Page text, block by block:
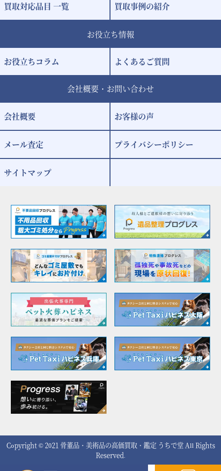
買取対応品目 一覧 買取事例の紹介
お役立ち情報
お役立ちコラム よくあるご質問
会社概要・お問い合わせ
会社概要 お客様の声
メール査定 プライバシーポリシー
サイトマップ
Copyright © 2021 骨董品・美術品の高価買取・鑑定 うちで堂All Rights
Reserved.